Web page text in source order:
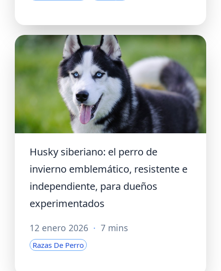
Husky siberiano: el perro de
invierno emblemático, resistente e
independiente, para dueños
experimentados
12 enero 2026 · 7 mins
Razas De Perro